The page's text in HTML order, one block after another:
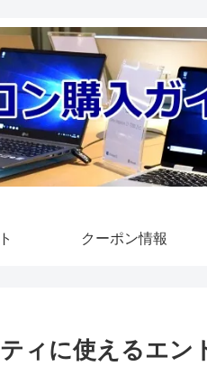
クーポン情報
ィに使えるエン